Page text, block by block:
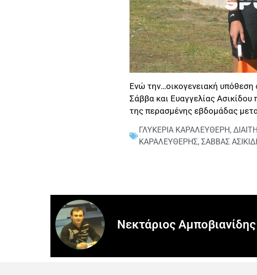
Ενώ την…οικογενειακή υπόθεση
Σάββα και Ευαγγελίας Ασικίδου
της περασμένης εβδομάδας
ΓΛΥΚΕΡΙΑ ΚΑΡΑΛΕΥΘΕΡΗ,
ΚΑΡΑΛΕΥΘΕΡΗΣ, ΣΑΒΒΑΣ
Νεκτάριος Αμποβιανίδης